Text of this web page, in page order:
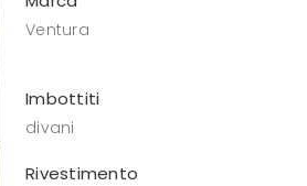
Ventura
Imbottiti
divani
Rivestimento